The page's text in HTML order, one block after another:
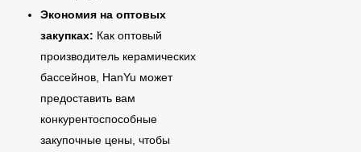
Экономия на оптовых
закупках: Как оптовый
производитель керамических
бассейнов, HanYu может
предоставить вам
конкурентоспособные
закупочные цены, чтобы